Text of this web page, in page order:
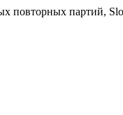
повторных партий,